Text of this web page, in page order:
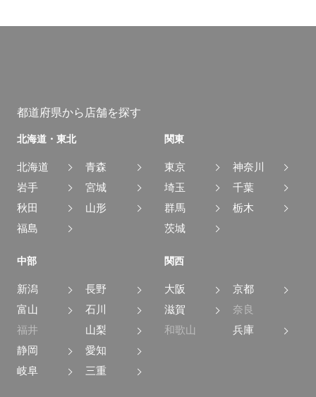
都道府県から店舗を探す
北海道・東北
北海道
青森
岩手
宮城
秋田
山形
福島
関東
東京
神奈川
埼玉
千葉
群馬
栃木
茨城
中部
新潟
長野
富山
石川
福井
山梨
静岡
愛知
岐阜
三重
関西
大阪
京都
滋賀
奈良
和歌山
兵庫